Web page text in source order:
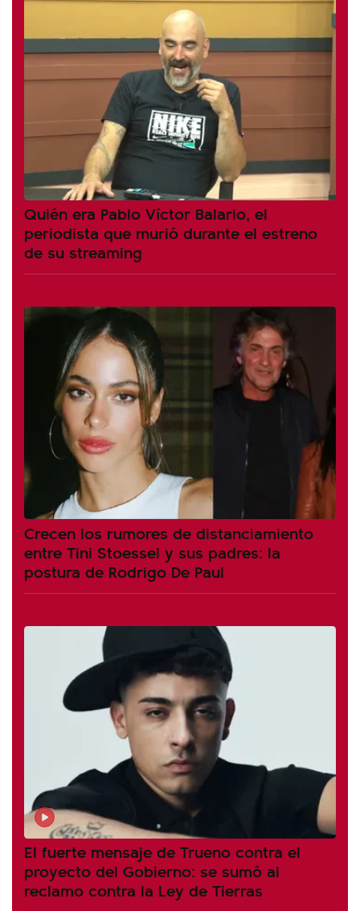
Quién era Pablo Víctor Balario, el
periodista que murió durante el estreno
de su streaming
Crecen los rumores de distanciamiento
entre Tini Stoessel y sus padres: la
postura de Rodrigo De Paul
El fuerte mensaje de Trueno contra el
proyecto del Gobierno: se sumó al
reclamo contra la Ley de Tierras